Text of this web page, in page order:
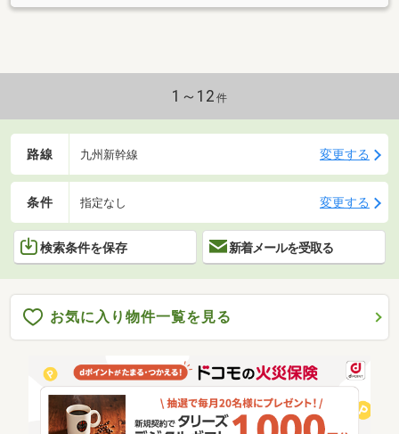
1～12 件
路線 九州新幹線 変更する
条件 指定なし 変更する
検索条件を保存 新着メールを受取る
お気に入り物件一覧を見る